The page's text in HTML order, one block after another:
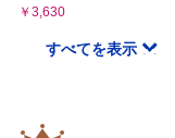
￥3,630
すべてを表示